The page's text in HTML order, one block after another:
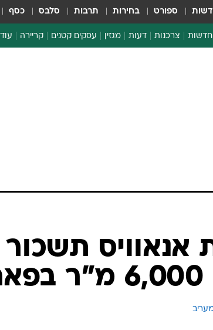
ספורט בחירות תרבות סלבס כסף
חדשות צרכנות דעות מגזין עסקים קטנים קריירה